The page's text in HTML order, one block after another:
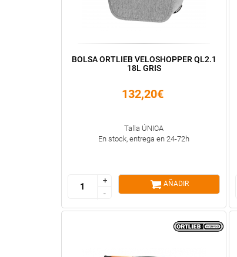
BOLSA ORTLIEB VELOSHOPPER QL2.1
18L GRIS
132,20€
Talla ÚNICA
En stock, entrega en 24-72h
+
-
+
-
AÑADIR